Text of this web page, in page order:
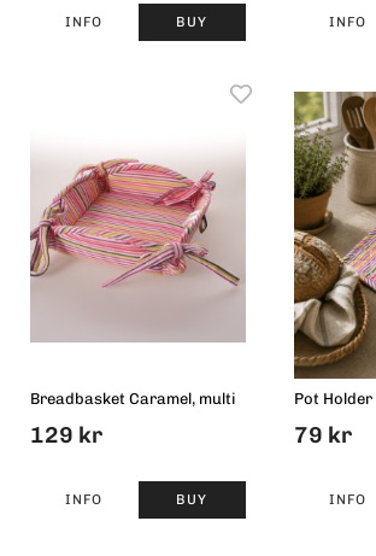
INFO BUY INFO
Breadbasket Caramel, multi
129 kr
INFO BUY
Pot
79 kr
INFO